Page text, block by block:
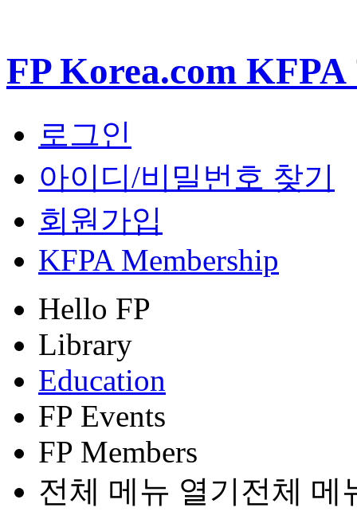
FP Korea.com
로그인
아이디/비밀번호 찾기
회원가입
KFPA Membership
Hello FP
Library
Education
FP Events
FP Members
전체 메뉴 열기전체 메